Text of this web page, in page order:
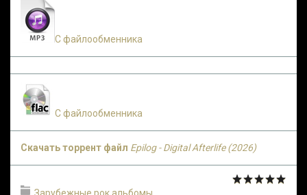
С файлообменника
С файлообменника
Скачать торрент файл Epilog - Digital Afterlife (2026)